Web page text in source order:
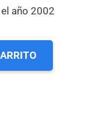
año 2002